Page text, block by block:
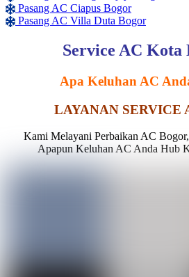
Pasang AC Ciapus Bogor
Pasang AC Villa Duta Bogor
Service AC Kota
Apa Keluhan AC
LAYANAN SERVICE
Kami Melayani Perbaikan AC
Apapun Keluhan AC Anda Hub